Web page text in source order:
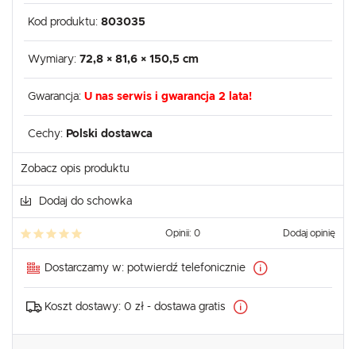
Kod produktu: 803035
Wymiary: 72,8 × 81,6 × 150,5 cm
Gwarancja: U nas serwis i gwarancja 2 lata!
Cechy: Polski dostawca
Zobacz opis produktu
Dodaj do schowka
Opinii: 0 Dodaj opinię
Dostarczamy w: potwierdź telefonicznie
Koszt dostawy: 0 zł - dostawa gratis